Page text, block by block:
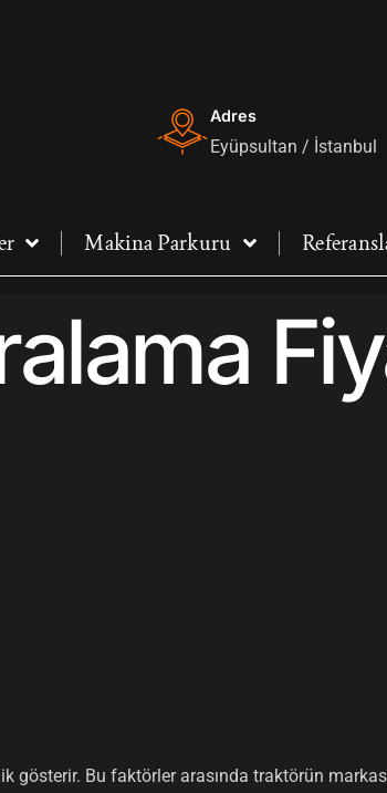
Adres
Eyüpsultan / İstanbul
Makina Parkuru
gösterir. Bu faktörler arasında traktörün